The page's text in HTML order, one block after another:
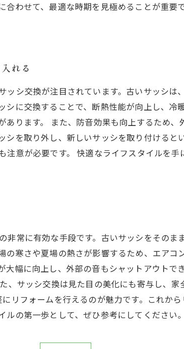
わせて、最適な時期を見極めることが重要
れる
シ交換が注目されています。古いサッシは
に交換することで、断熱性能が向上し、冷
ります。 また、防音効果も向上するため
を取り外し、新しいサッシを取り付けると
意が必要です。 快適なライフスタイルを
常に有効な手段です。古いサッシをそのま
の寒さや夏場の熱さが影響するため、エア
幅に向上し、外部の音もシャットアウトで
、サッシ交換は見た目の美化にも寄与し、
リフォームを行えるのが魅力です。これか
の第一歩として、ぜひ参考にしてください。